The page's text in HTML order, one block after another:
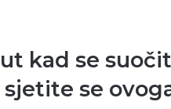
kad se
se